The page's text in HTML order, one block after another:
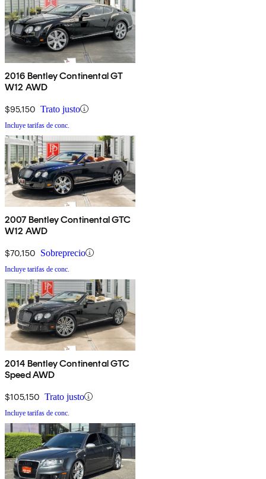
2016 Bentley Continental GT
W12 AWD
$95,150 Trato justo
Incluye tarifas de conc.
2007 Bentley Continental GTC
W12 AWD
$70,150 Sobreprecio
Incluye tarifas de conc.
2014 Bentley Continental GTC
Speed AWD
$105,150 Trato justo
Incluye tarifas de conc.